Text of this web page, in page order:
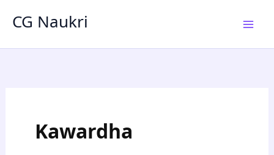
CG Naukri
Kawardha